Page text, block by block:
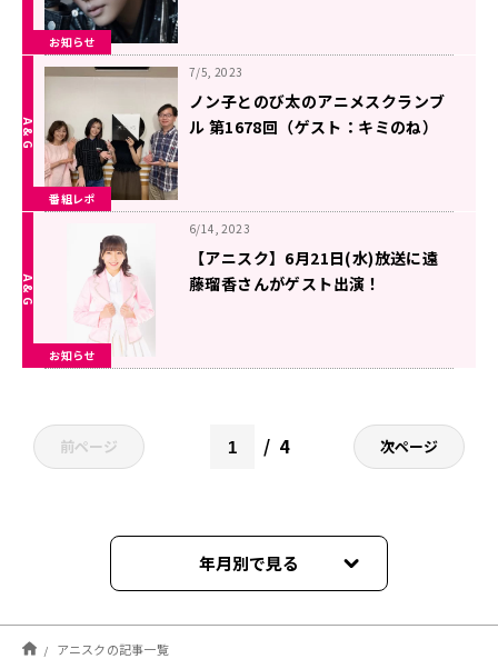
お知らせ
番組レポ
7/5, 2023
ノン子とのび太のアニメスクランブ
ル 第1678回（ゲスト：キミのね）
お知らせ
6/14, 2023
【アニスク】6月21日(水)放送に遠
藤瑠香さんがゲスト出演！
前ページ 4 次ページ
年月別で見る
2025年03月
アニスクの記事一覧